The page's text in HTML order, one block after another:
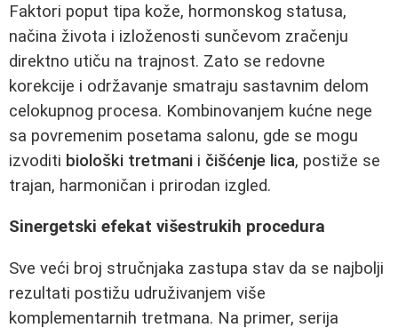
Faktori poput tipa kože, hormonskog statusa,
načina života i izloženosti sunčevom zračenju
direktno utiču na trajnost. Zato se redovne
korekcije i održavanje smatraju sastavnim delom
celokupnog procesa. Kombinovanjem kućne nege
sa povremenim posetama salonu, gde se mogu
izvoditi biološki tretmani i čišćenje lica, postiže se
trajan, harmoničan i prirodan izgled.
Sinergetski efekat višestrukih procedura
Sve veći broj stručnjaka zastupa stav da se najbolji
rezultati postižu udruživanjem više
komplementarnih tretmana. Na primer, serija